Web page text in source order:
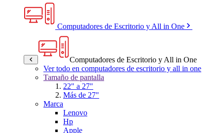
Computadores de Escritorio y All in One
Computadores de Escritorio y All in One
Ver todo en computadores de escritorio y all in one
Tamaño de pantalla
22" a 27"
Más de 27"
Marca
Lenovo
Hp
Apple